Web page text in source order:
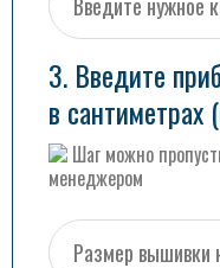
3. Введите
в сантиметрах
Шаг можно
менеджером